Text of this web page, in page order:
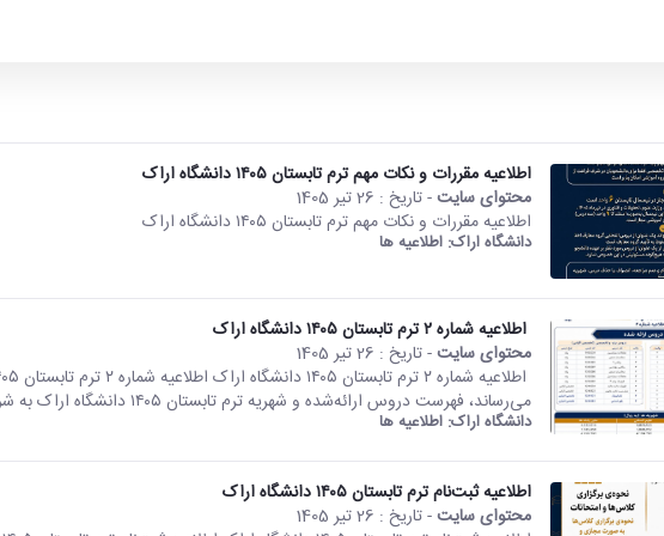
اطلاعیه مقررات و نکات مهم ترم تابستان ۱۴۰۵ دانشگاه اراک
محتوای سایت- تاریخ : 26 تیر 1405
اطلاعیه مقررات و نکات مهم ترم تابستان ۱۴۰۵ دانشگاه اراک
دانشگاه اراک: اطلاعیه ها
اطلاعیه شماره ۲ ترم تابستان ۱۴۰۵ دانشگاه اراک
محتوای سایت- تاریخ : 26 تیر 1405
می‌رساند، فهرست دروس ارائه‌شده و شهریه ترم تابستان ۱۴۰۵ دانشگاه اراک به شرح...
دانشگاه اراک: اطلاعیه ها
اطلاعیه ثبت‌نام ترم تابستان ۱۴۰۵ دانشگاه اراک
محتوای سایت- تاریخ : 26 تیر 1405